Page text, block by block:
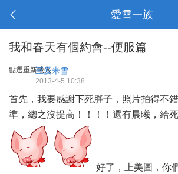
愛雪一族
我和春天有個約會--便服篇
點選重新載入至愛米雪
2013-4-5 10:38
首先，我要感謝下死胖子，照片拍得不
準，總之沒提高！！！！還有晨曦，給
好了，上美圖，你